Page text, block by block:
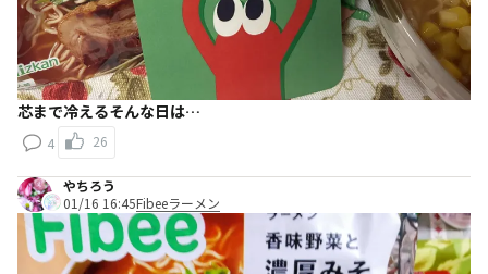
芯まで冷えるそんな日は…
4 26
やちろう
01/16 16:45Fibeeラーメン